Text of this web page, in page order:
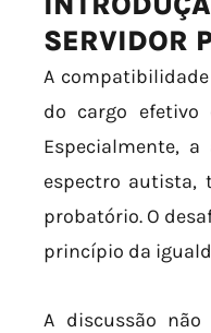
SERVIDOR
A
do cargo efetivo
Especialmente,
espectro autista,
probatório. O
princípio da
A discussão